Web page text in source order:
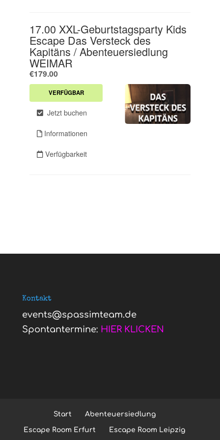
Kontakt
events@spassimteam.de
Spontantermine: HIER KLICKEN
Start Abenteuersiedlung
Escape Room Erfurt Escape Room Leipzig